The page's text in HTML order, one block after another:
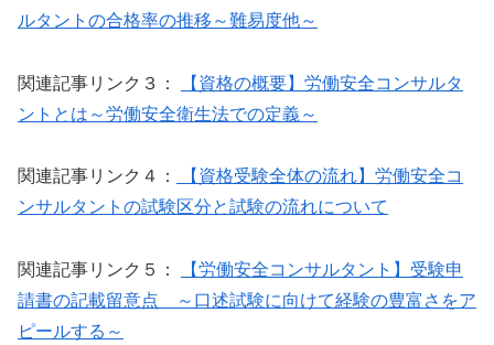
ルタントの合格率の推移～難易度他～
関連記事リンク３：
【資格の概要】労働安全コンサルタ
ントとは～労働安全衛生法での定義～
関連記事リンク４：
【資格受験全体の流れ】労働安全コ
ンサルタントの試験区分と試験の流れについて
関連記事リンク５：
【労働安全コンサルタント】受験申
請書の記載留意点 ～口述試験に向けて経験の豊富さをア
ピールする～